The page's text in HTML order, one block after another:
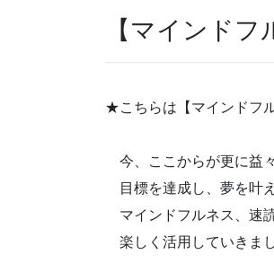
【マインド
★こちらは【マインドフ
今、ここからが更に益
目標を達成し、夢を叶
マインドフルネス、速
楽しく活用していきま